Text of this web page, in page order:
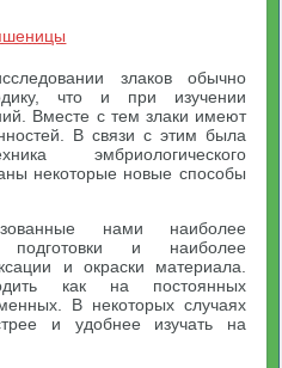
злаков обычно
что и при изучении
Вместе с тем злаки имеют
В связи с этим была
эмбриологического
некоторые новые способы
нами наиболее
подготовки и наиболее
и окраски материала.
как на постоянных
В некоторых случаях
и удобнее изучать на